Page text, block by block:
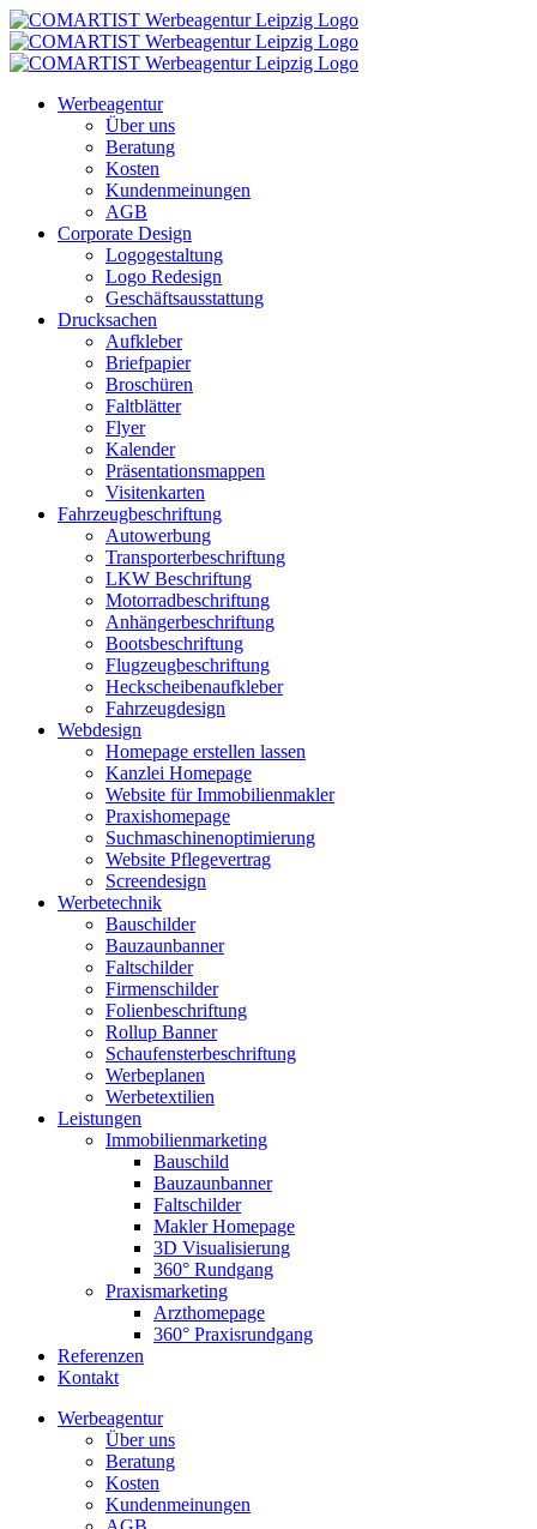
Zum
Inhalt
springen
Werbeagentur
Über uns
Beratung
Kosten
Kundenmeinungen
AGB
Corporate Design
Logogestaltung
Logo Redesign
Geschäftsausstattung
Drucksachen
Aufkleber
Briefpapier
Broschüren
Faltblätter
Flyer
Kalender
Präsentationsmappen
Visitenkarten
Fahrzeugbeschriftung
Autowerbung
Transporterbeschriftung
LKW Beschriftung
Motorradbeschriftung
Anhängerbeschriftung
Bootsbeschriftung
Flugzeugbeschriftung
Heckscheibenaufkleber
Fahrzeugdesign
Webdesign
Homepage erstellen lassen
Kanzlei Homepage
Website für Immobilienmakler
Praxishomepage
Suchmaschinenoptimierung
Website Pflegevertrag
Screendesign
Werbetechnik
Bauschilder
Bauzaunbanner
Faltschilder
Firmenschilder
Folienbeschriftung
Rollup Banner
Schaufensterbeschriftung
Werbeplanen
Werbetextilien
Leistungen
Immobilienmarketing
Bauschild
Bauzaunbanner
Faltschilder
Makler Homepage
3D Visualisierung
360° Rundgang
Praxismarketing
Arzthomepage
360° Praxisrundgang
Referenzen
Kontakt
Werbeagentur
Über uns
Beratung
Kosten
Kundenmeinungen